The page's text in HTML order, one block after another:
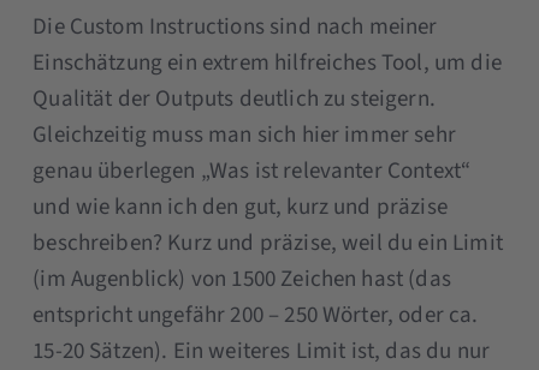
Die Custom Instructions sind nach meiner
Einschätzung ein extrem hilfreiches Tool, um die
Qualität der Outputs deutlich zu steigern.
Gleichzeitig muss man sich hier immer sehr
genau überlegen „Was ist relevanter Context“
und wie kann ich den gut, kurz und präzise
beschreiben? Kurz und präzise, weil du ein Limit
(im Augenblick) von 1500 Zeichen hast (das
entspricht ungefähr 200 – 250 Wörter, oder ca.
15-20 Sätzen). Ein weiteres Limit ist, das du nur